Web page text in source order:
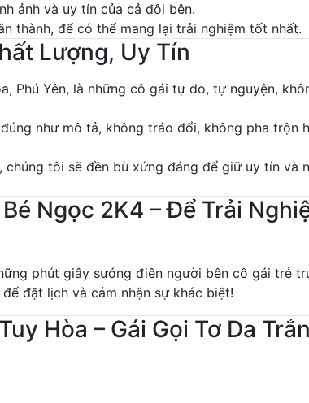
ảnh và uy tín của cả đôi bên.
thành, để có thể mang lại trải nghiệm tốt nhất.
Lượng, Uy Tín
Phú Yên, là những cô gái tự do, tự nguyện,
như mô tả, không tráo đổi, không pha trộn
chúng tôi sẽ đền bù xứng đáng để giữ uy tín và
Ngọc 2K4 – Để Trải
phút giây sướng điên người bên cô gái trẻ
đặt lịch và cảm nhận sự khác biệt!
Hòa – Gái Gọi Tơ Da